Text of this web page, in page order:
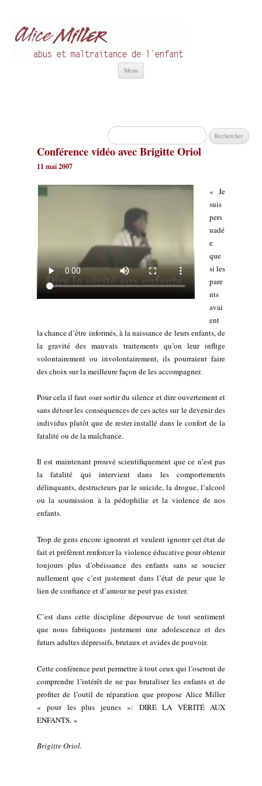
Menu
Rechercher :
Conférence vidéo avec Brigitte Oriol
11 mai 2007
« Je
suis
pers
uadé
e
que
si les
pare
nts
avai
ent
la chance d’être informés, à la naissance de leurs enfants, de
la gravité des mauvais traitements qu’on leur inflige
volontairement ou involontairement, ils pourraient faire
des choix sur la meilleure façon de les accompagner.
Pour cela il faut oser sortir du silence et dire ouvertement et
sans détour les conséquences de ces actes sur le devenir des
individus plutôt que de rester installé dans le confort de la
fatalité ou de la malchance.
Il est maintenant prouvé scientifiquement que ce n’est pas
la fatalité qui intervient dans les comportements
délinquants, destructeurs par le suicide, la drogue, l’alcool
ou la soumission à la pédophilie et la violence de nos
enfants.
Trop de gens encore ignorent et veulent ignorer cet état de
fait et préfèrent renforcer la violence éducative pour obtenir
toujours plus d’obéissance des enfants sans se soucier
nullement que c’est justement dans l’état de peur que le
lien de confiance et d’amour ne peut pas exister.
C’est dans cette discipline dépourvue de tout sentiment
que nous fabriquons justement une adolescence et des
futurs adultes dépressifs, brutaux et avides de pouvoir.
Cette conférence peut permettre à tout ceux qui l’oseront de
comprendre l’intérêt de ne pas brutaliser les enfants et de
profiter de l’outil de réparation que propose Alice Miller
« pour les plus jeunes »: DIRE LA VÉRITÉ AUX
ENFANTS. »
Brigitte Oriol.